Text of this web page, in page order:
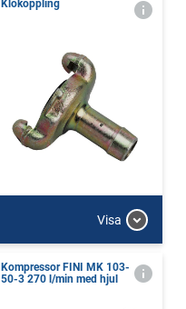
Klokoppling
Visa
Kompressor FINI MK 103-
50-3 270 l/min med hjul